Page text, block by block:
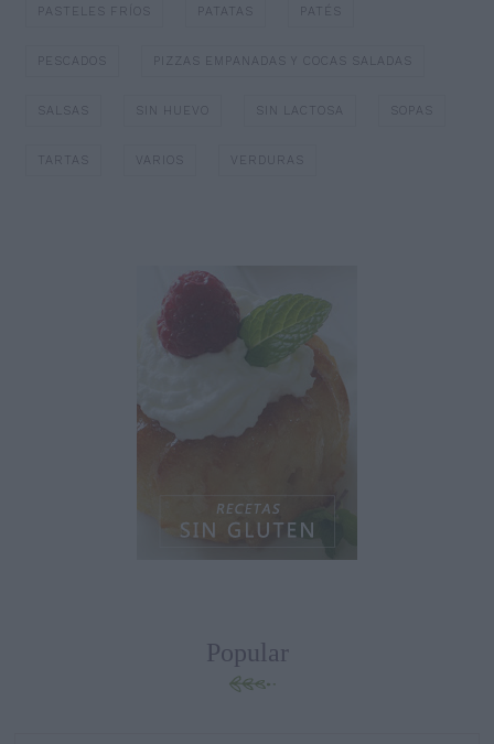
PASTELES FRÍOS PATATAS PATÉS
PESCADOS PIZZAS EMPANADAS Y COCAS SALADAS
SALSAS SIN HUEVO SIN LACTOSA SOPAS
TARTAS VARIOS VERDURAS
Popular